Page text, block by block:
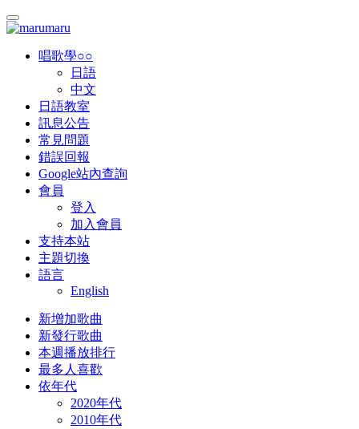
唱歌學○○
日語
中文
日語教室
訊息公告
常見問題
錯誤回報
Google站內查詢
會員
登入
加入會員
支持本站
主題切換
語言
English
新增加歌曲
新發行歌曲
本週播放排行
最多人喜歡
依年代
2020年代
2010年代